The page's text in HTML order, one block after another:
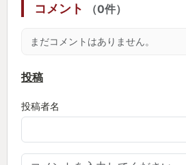
コメント （0件）
まだコメントはありません。
投稿
投稿者名